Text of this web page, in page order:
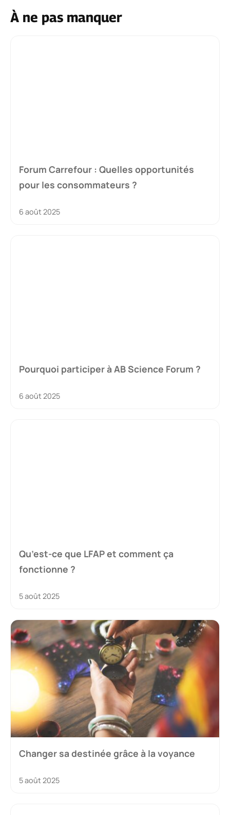
À ne pas manquer
Forum Carrefour : Quelles opportunités
pour les consommateurs ?
6 août 2025
Pourquoi participer à AB Science Forum ?
6 août 2025
Qu’est-ce que LFAP et comment ça
fonctionne ?
5 août 2025
Changer sa destinée grâce à la voyance
5 août 2025